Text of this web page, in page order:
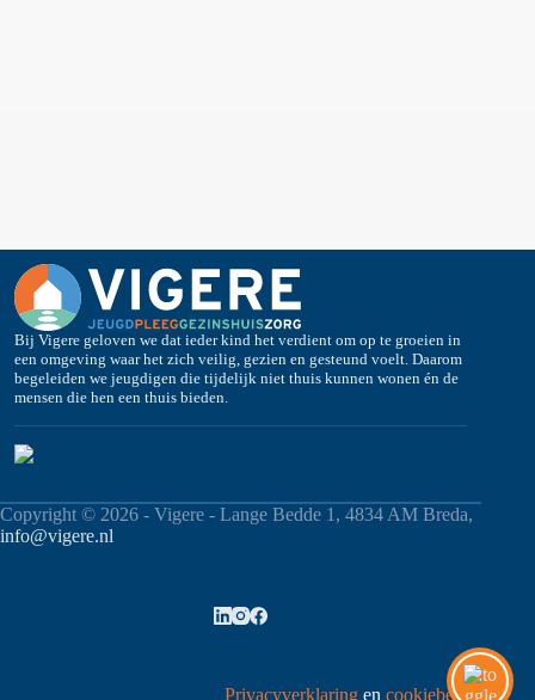
Bij Vigere geloven we dat ieder kind het verdient om op te groeien in
een omgeving waar het zich veilig, gezien en gesteund voelt. Daarom
begeleiden we jeugdigen die tijdelijk niet thuis kunnen wonen én de
mensen die hen een thuis bieden.
Copyright © 2026 - Vigere - Lange Bedde 1, 4834 AM Breda,
info@vigere.nl
Privacyverklaring encookiebeleid